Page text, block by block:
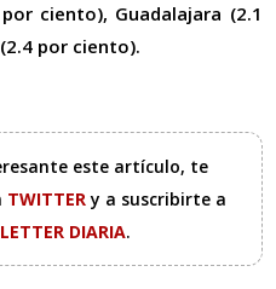
ciento), Guadalajara (2.1
por ciento).
este artículo, te
TWITTERy a suscribirte a
DIARIA.